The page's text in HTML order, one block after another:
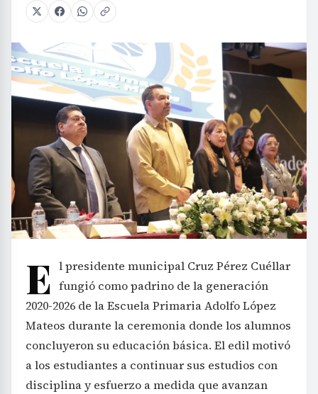
E l presidente municipal Cruz Pérez Cuéllar
fungió como padrino de la generación
2020-2026 de la Escuela Primaria Adolfo López
Mateos durante la ceremonia donde los alumnos
concluyeron su educación básica. El edil motivó
a los estudiantes a continuar sus estudios con
disciplina y esfuerzo a medida que avanzan